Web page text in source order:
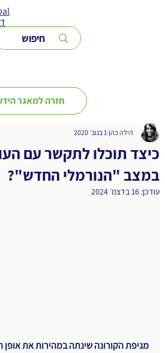
חזרה למאגר
כיצד תוכלו לתקשר עם
במצב "הנורמלי החדש"?
הילה כהן 1 בנוב׳ 2020
עודכן: 16 בדצמ׳ 2024
מגיפת הקורונה שינתה במהירות את אופן